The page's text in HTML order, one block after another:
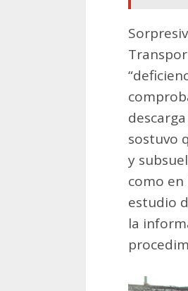
sostuvo
y
como en
estudio
la